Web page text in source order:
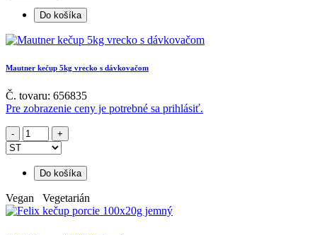
Do košíka
Mautner kečup 5kg vrecko s dávkovačom
Č. tovaru: 656835
Pre zobrazenie ceny je potrebné sa prihlásiť.
Do košíka
Vegan Vegetarián